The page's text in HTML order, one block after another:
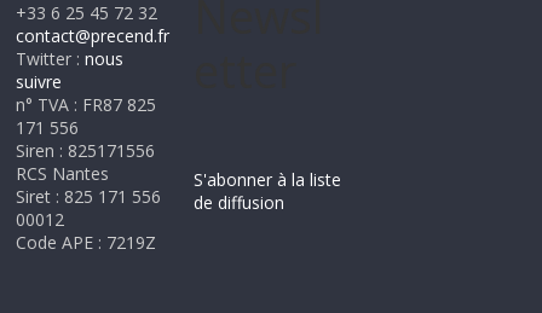
+33 6 25 45 72 32
contact@precend.fr
Twitter :nous
suivre
n° TVA : FR87 825
171 556
Siren : 825171556
RCS Nantes
Siret : 825 171 556
00012
Code APE : 7219Z
S'abonner à la liste
de diffusion